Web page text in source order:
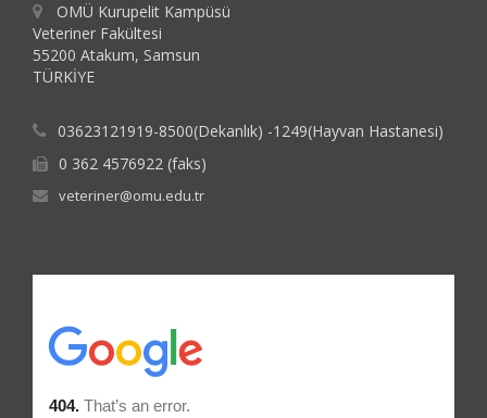
OMÜ Kurupelit Kampüsü
Veteriner Fakültesi
55200 Atakum, Samsun
TÜRKİYE
03623121919-8500(Dekanlık) -1249(Hayvan Hastanesi)
0 362 4576922 (faks)
veteriner@omu.edu.tr